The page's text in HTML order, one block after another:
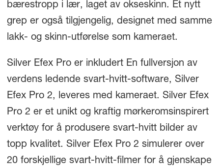
bærestropp i lær, laget av okseskinn. Et nytt
grep er også tilgjengelig, designet med samme
lakk- og skinn-utførelse som kameraet.
Silver Efex Pro er inkludert En fullversjon av
verdens ledende svart-hvitt-software, Silver
Efex Pro 2, leveres med kameraet. Silver Efex
Pro 2 er et unikt og kraftig mørkeromsinspirert
verktøy for å produsere svart-hvitt bilder av
topp kvalitet. Silver Efex Pro 2 simulerer over
20 forskjellige svart-hvitt-filmer for å gjenskape